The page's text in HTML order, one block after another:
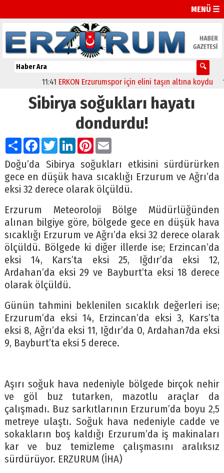
MENÜ ☰
11:41 ERKON Erzurumspor için elini taşın altına koydu
Sibirya soğukları hayatı
dondurdu!
PaylaşFacebook
TwitterLinkedIn
Pinterest
Email
Doğu’da Sibirya soğukları etkisini sürdürürken
gece en düşük hava sıcaklığı Erzurum ve Ağrı’da
eksi 32 derece olarak ölçüldü.
Erzurum Meteoroloji Bölge Müdürlüğünden
alınan bilgiye göre, bölgede gece en düşük hava
sıcaklığı Erzurum ve Ağrı’da eksi 32 derece olarak
ölçüldü. Bölgede ki diğer illerde ise; Erzincan’da
eksi 14, Kars’ta eksi 25, Iğdır’da eksi 12,
Ardahan’da eksi 29 ve Bayburt’ta eksi 18 derece
olarak ölçüldü.
Günün tahmini beklenilen sıcaklık değerleri ise;
Erzurum’da eksi 14, Erzincan’da eksi 3, Kars’ta
eksi 8, Ağrı’da eksi 11, Iğdır’da 0, Ardahan7da eksi
9, Bayburt’ta eksi 5 derece.
Aşırı soğuk hava nedeniyle bölgede birçok nehir
ve göl buz tutarken, mazotlu araçlar da
çalışmadı. Buz sarkıtlarının Erzurum’da boyu 2,5
metreye ulaştı. Soğuk hava nedeniyle cadde ve
sokakların boş kaldığı Erzurum’da iş makinaları
kar ve buz temizleme çalışmasını aralıksız
sürdürüyor. ERZURUM (İHA)